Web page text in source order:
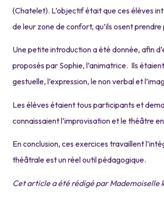
(Chatelet). L’objectif était que ces élèves
de leur zone de confort, qu’ils osent prendre
Une petite introduction a été donnée, afin
proposés par Sophie, l’animatrice. Ils
gestuelle, l’expression, le non verbal et
Les élèves étaient tous participants et
connaissaient l’improvisation et le théâtre
En conclusion, ces exercices travaillent
théâtrale est un réel outil pédagogique.
Cet article a été rédigé par Mademoiselle